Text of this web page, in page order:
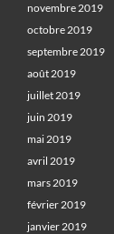
novembre 2019
octobre 2019
septembre 2019
août 2019
juillet 2019
juin 2019
mai 2019
avril 2019
mars 2019
février 2019
janvier 2019